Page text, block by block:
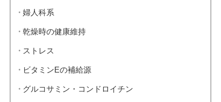
婦人科系
乾燥時の健康維持
ストレス
ビタミンEの補給源
グルコサミン・コンドロイチン